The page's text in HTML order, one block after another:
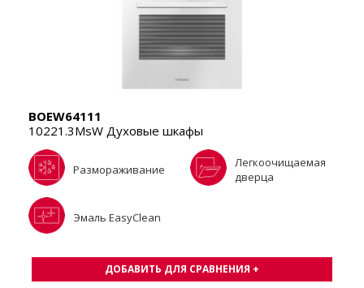
BOEW64111
10221.3MsW Духовые шкафы
Размораживание
Легкоочищаемая
дверца
Эмаль EasyClean
ДОБАВИТЬ ДЛЯ СРАВНЕНИЯ +